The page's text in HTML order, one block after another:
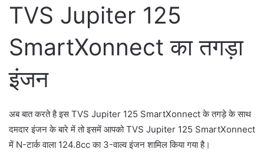
TVS Jupiter 125
SmartXonnect का तगड़ा
इंजन
अब बात करते है इस TVS Jupiter 125 SmartXonnect के तगड़े के साथ
दमदार इंजन के बारे में तो इसमें आपको TVS Jupiter 125 SmartXonnect
में N-टार्क वाला 124.8cc का 3-वाल्व इंजन शामिल किया गया है।